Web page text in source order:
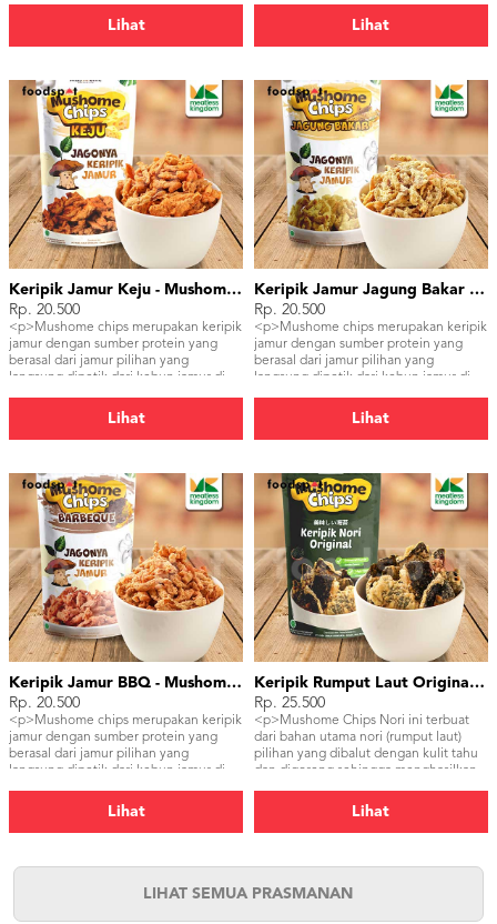
tekstur yang renyah dan pilihan varian
rasa beragam</p>
Lihat
tekstur yang renyah dan pilihan varian
rasa beragam</p>
Lihat
Keripik Jamur Keju - Mushome Chips Cheese
Rp. 20.500
<p>Mushome chips merupakan keripik
jamur dengan sumber protein yang
berasal dari jamur pilihan yang
langsung dipetik dari kebun jamur di
tekstur yang renyah dan pilihan varian
rasa beragam</p>
Lihat
Keripik Jamur Jagung Bakar - Mushome Chips Roasted Corn
Rp. 20.500
<p>Mushome chips merupakan keripik
jamur dengan sumber protein yang
berasal dari jamur pilihan yang
langsung dipetik dari kebun jamur di
tekstur yang renyah dan pilihan varian
rasa beragam</p>
Lihat
Keripik Jamur BBQ - Mushome Chips BBQ
Rp. 20.500
<p>Mushome chips merupakan keripik
jamur dengan sumber protein yang
berasal dari jamur pilihan yang
langsung dipetik dari kebun jamur di
tekstur yang renyah dan pilihan varian
rasa beragam</p>
Lihat
Keripik Rumput Laut Original - Mushome Chips Nori Original
Rp. 25.500
<p>Mushome Chips Nori ini terbuat
dari bahan utama nori (rumput laut)
pilihan yang dibalut dengan kulit tahu
dan digoreng sehingga menghasilkan
Tidak hanya nikmat, produk ini juga
diolah tanpa penambahan bahan
pengawet yang membuatnya lebih
chips lainnya.</p>
Lihat
LIHAT SEMUA PRASMANAN